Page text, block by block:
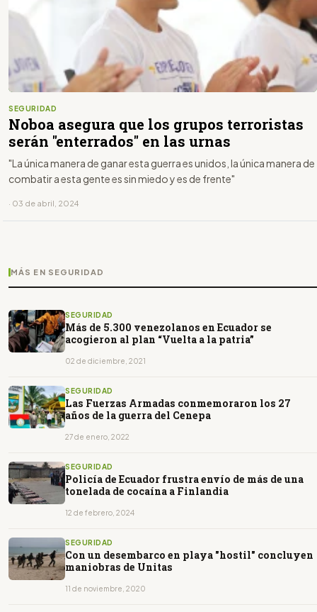
SEGURIDAD
Noboa asegura que los grupos terroristas
serán "enterrados" en las urnas
"La única manera de ganar esta guerra es unidos, la única manera de
combatir a esta gente es sin miedo y es de frente"
· 03 de abril, 2024
MÁS EN SEGURIDAD
SEGURIDAD
Más de 5.300 venezolanos en Ecuador se
acogieron al plan “Vuelta a la patria”
02 de diciembre, 2021
SEGURIDAD
Las Fuerzas Armadas conmemoraron los 27
años de la guerra del Cenepa
27 de enero, 2022
SEGURIDAD
Policía de Ecuador frustra envío de más de una
tonelada de cocaína a Finlandia
12 de febrero, 2024
SEGURIDAD
Con un desembarco en playa "hostil" concluyen
maniobras de Unitas
11 de noviembre, 2020